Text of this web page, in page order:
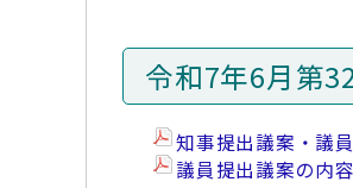
令和7年6月第
知事提出議案・議
議員提出議案の内容